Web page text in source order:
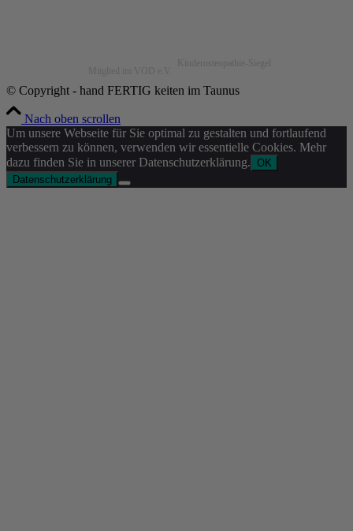
© Copyright - hand FERTIG keiten im Taunus
Nach oben scrollen
Um unsere Webseite für Sie optimal zu gestalten und fortlaufend
verbessern zu können, verwenden wir essentielle Cookies. Mehr
dazu finden Sie in unserer Datenschutzerklärung. OK
Datenschutzerklärung